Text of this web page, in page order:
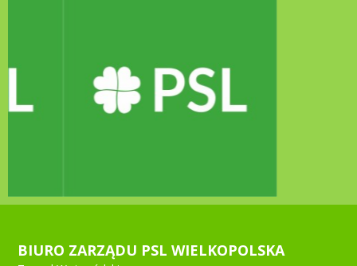
BIURO ZARZĄDU PSL WIELKOPOLSKA